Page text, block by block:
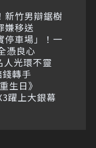
新竹男辯鋸樹
嫌移送
停車場」！一
憑良心
人光環不靈
轉手
生日》
躍上大銀幕